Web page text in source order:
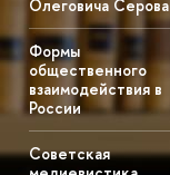
Олеговича Серова
Формы
общественного
взаимодействия в
России
Советская